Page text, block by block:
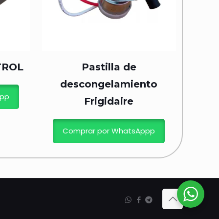
Pastilla de
descongelamiento
Frigidaire
Comprar por WhatsAppp